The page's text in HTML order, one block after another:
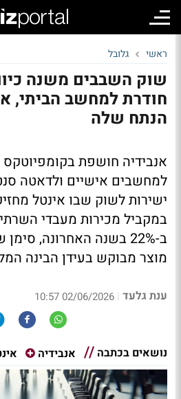
ראשי גלובל
שוק השבבים משנה
חודרת למחשב הביתי,
הנתח שלה
למחשבים אישיים ולדאטה
במקביל מכירות מעבדי
מוצר מבוקש בעידן הבינה
ענת גלעד |
02/06/2026 10:57
נושאים בכתבה אנבידיה